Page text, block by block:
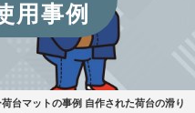
用事例
台マットの事例 自作された荷台の滑り